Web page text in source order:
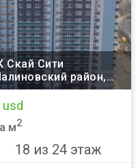
Скай Сити
район,
usd
м2
18 из 24 этаж